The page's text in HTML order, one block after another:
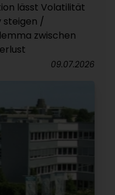
lässt Volatilität
steigen /
zwischen
09.07.2026